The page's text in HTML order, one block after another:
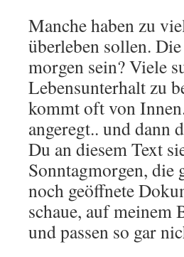
Manche haben zu
überleben sollen.
morgen sein? Viele
Lebensunterhalt zu
kommt oft von
angeregt.. und dann
Du an diesem Text
Sonntagmorgen, die
noch geöffnete
schaue, auf
und passen so gar